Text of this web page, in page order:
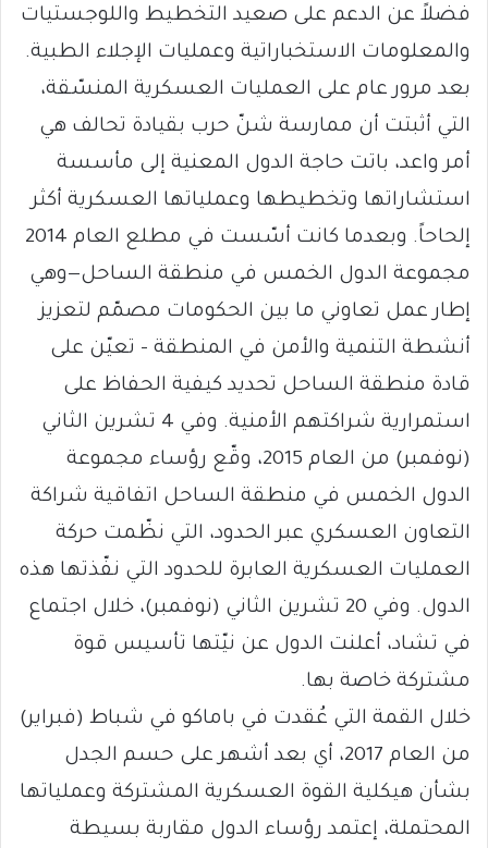
فضلاً عن الدعم على صعيد التخطيط واللوجستيات
والمعلومات الاستخباراتية وعمليات الإجلاء الطبية.
بعد مرور عام على العمليات العسكرية المنسّقة،
التي أثبتت أن ممارسة شنّ حرب بقيادة تحالف هي
أمر واعد، باتت حاجة الدول المعنية إلى مأسسة
استشاراتها وتخطيطها وعملياتها العسكرية أكثر
إلحاحاً. وبعدما كانت أسّست في مطلع العام 2014
مجموعة الدول الخمس في منطقة الساحل—وهي
إطار عمل تعاوني ما بين الحكومات مصمّم لتعزيز
أنشطة التنمية والأمن في المنطقة – تعيّن على
قادة منطقة الساحل تحديد كيفية الحفاظ على
استمرارية شراكتهم الأمنية. وفي 4 تشرين الثاني
(نوفمبر) من العام 2015، وقّع رؤساء مجموعة
الدول الخمس في منطقة الساحل اتفاقية شراكة
التعاون العسكري عبر الحدود، التي نظّمت حركة
العمليات العسكرية العابرة للحدود التي نفّذتها هذه
الدول. وفي 20 تشرين الثاني (نوفمبر)، خلال اجتماع
في تشاد، أعلنت الدول عن نيّتها تأسيس قوة
مشتركة خاصة بها.
خلال القمة التي عُقدت في باماكو في شباط (فبراير)
من العام 2017، أي بعد أشهر على حسم الجدل
بشأن هيكلية القوة العسكرية المشتركة وعملياتها
المحتملة، إعتمد رؤساء الدول مقاربة بسيطة